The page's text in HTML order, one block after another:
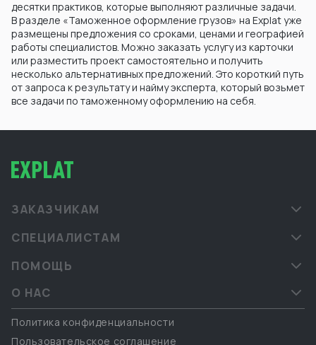
десятки практиков, которые выполняют различные задачи.
В разделе «Таможенное оформление грузов» на Explat уже
размещены предложения со сроками, ценами и географией
работы специалистов. Можно заказать услугу из карточки
или разместить проект самостоятельно и получить
несколько альтернативных предложений. Это короткий путь
от запроса к результату и найму эксперта, который возьмет
все задачи по таможенному оформлению на себя.
ЗАКАЗЧИКАМ
СПЕЦИАЛИСТАМ
ПОМОЩЬ
О НАС
Политика конфиденциальности
Пользовательское соглашение